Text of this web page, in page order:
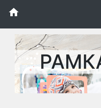
home